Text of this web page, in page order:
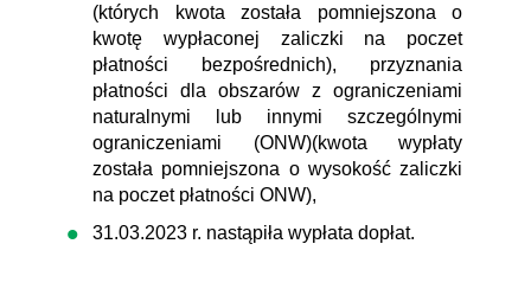
(których kwota została pomniejszona o
kwotę wypłaconej zaliczki na poczet
płatności bezpośrednich), przyznania
płatności dla obszarów z ograniczeniami
naturalnymi lub innymi szczególnymi
ograniczeniami (ONW)(kwota wypłaty
została pomniejszona o wysokość zaliczki
na poczet płatności ONW),
31.03.2023 r. nastąpiła wypłata dopłat.